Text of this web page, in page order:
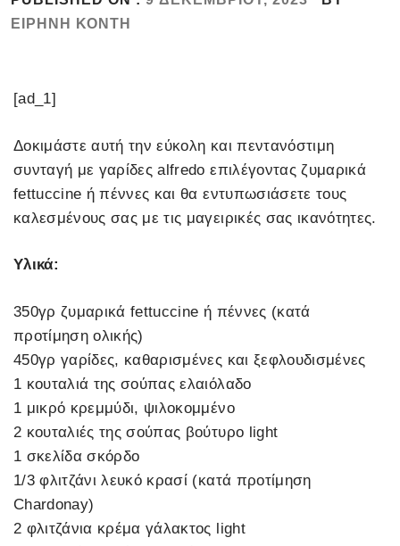
ΕΙΡΉΝΗ ΚΌΝΤΗ
[ad_1]
Δοκιμάστε αυτή την εύκολη και πεντανόστιμη
συνταγή με γαρίδες alfredo επιλέγοντας ζυμαρικά
fettuccine ή πέννες και θα εντυπωσιάσετε τους
καλεσμένους σας με τις μαγειρικές σας ικανότητες.
Υλικά:
350γρ ζυμαρικά fettuccine ή πέννες (κατά
προτίμηση ολικής)
450γρ γαρίδες, καθαρισμένες και ξεφλουδισμένες
1 κουταλιά της σούπας ελαιόλαδο
1 μικρό κρεμμύδι, ψιλοκομμένο
2 κουταλιές της σούπας βούτυρο light
1 σκελίδα σκόρδο
1/3 φλιτζάνι λευκό κρασί (κατά προτίμηση
Chardonay)
2 φλιτζάνια κρέμα γάλακτος light